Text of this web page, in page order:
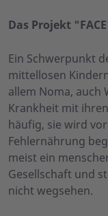
Das Projekt
Ein Schwerpunkt
mittellosen
allem Noma, auch
Krankheit mit
häufig, sie wird
Fehlernährung
meist ein
Gesellschaft und
nicht wegsehen.